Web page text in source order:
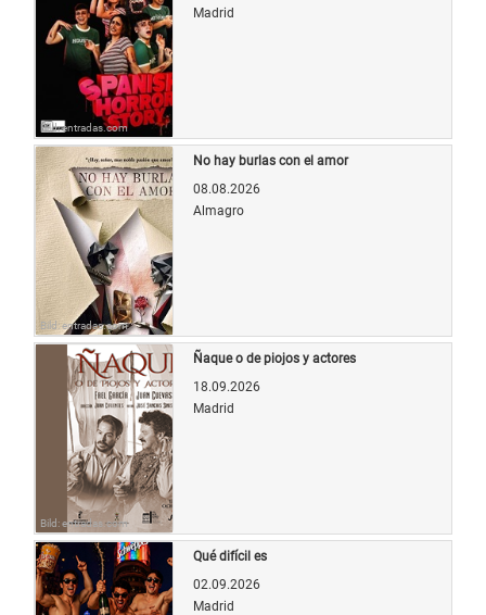
Bild: entradas.com
Madrid
Bild: entradas.com
No hay burlas con el amor
08.08.2026
Almagro
Bild: entradas.com
Ñaque o de piojos y actores
18.09.2026
Madrid
Qué difícil es
02.09.2026
Madrid